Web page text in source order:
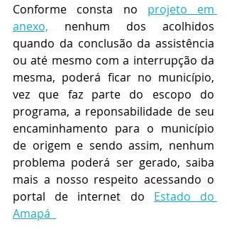
Conforme consta no projeto em
anexo, nenhum dos acolhidos
quando da conclusão da assistência
ou até mesmo com a interrupção da
mesma, poderá ficar no município,
vez que faz parte do escopo do
programa, a reponsabilidade de seu
encaminhamento para o município
de origem e sendo assim, nenhum
problema poderá ser gerado, saiba
mais a nosso respeito acessando o
portal de internet do Estado do
Amapá